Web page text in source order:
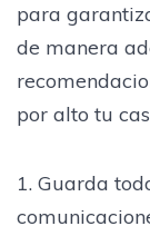
para
de manera
por alto tu
1. Guarda